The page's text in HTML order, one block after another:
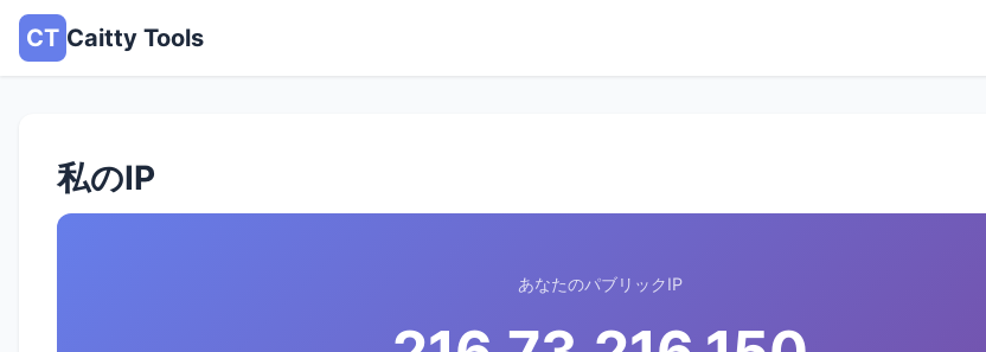
CT Caitty Tools
私のIP
あなたのパブリックIP